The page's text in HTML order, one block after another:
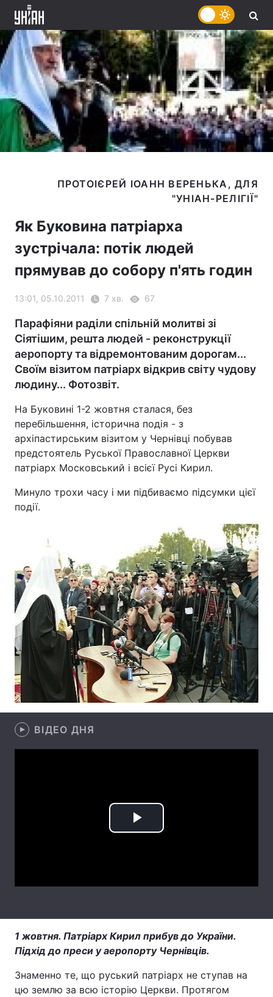
Головна Війна
Україна Політика
Економіка Світ
Наука
Зброя
Вакансії
Контакти
ПРОТОІЄРЕЙ ІОАНН ВЕРЕНЬКА, ДЛЯ
Як Буковина патріарха
зустрічала: потік людей
прямував до собору п'ять годин
13:01, 05.10.2011 7 хв. 67
Парафіяни раділи спільній молитві зі
Сіятішим, решта людей - реконструкції
аеропорту та відремонтованим дорогам...
Своїм візитом патріарх відкрив світу чудову
людину... Фотозвіт.
На Буковині 1-2 жовтня сталася, без
перебільшення, історична подія - з
архіпастирським візитом у Чернівці побував
предстоятель Руської Православної Церкви
патріарх Московський і всієї Русі Кирил.
Минуло трохи часу і ми підбиваємо підсумки цієї
події.
ВІДЕО ДНЯ
Play
1 жовтня. Патріарх Кирил прибув до України.
Підхід до преси у аеропорту Чернівців.
Знаменно те, що руський патріарх не ступав на
цю землю за всю історію Церкви. Протягом